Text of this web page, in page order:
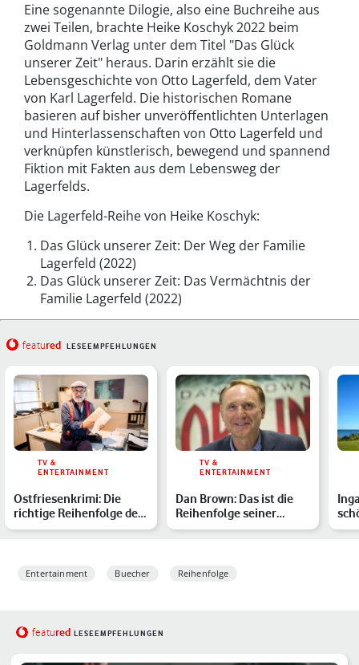
Eine sogenannte Dilogie, also eine Buchreihe aus
zwei Teilen, brachte Heike Koschyk 2022 beim
Goldmann Verlag unter dem Titel "Das Glück
unserer Zeit" heraus. Darin erzählt sie die
Lebensgeschichte von Otto Lagerfeld, dem Vater
von Karl Lagerfeld. Die historischen Romane
basieren auf bisher unveröffentlichten Unterlagen
und Hinterlassenschaften von Otto Lagerfeld und
verknüpfen künstlerisch, bewegend und spannend
Fiktion mit Fakten aus dem Lebensweg der
Lagerfelds.
Die Lagerfeld-Reihe von Heike Koschyk:
Das Glück unserer Zeit: Der Weg der Familie
Lagerfeld (2022)
Das Glück unserer Zeit: Das Vermächtnis der
Familie Lagerfeld (2022)
featured LESEEMPFEHLUNGEN
TV &
ENTERTAINMENT
Ostfriesenkrimi: Die
richtige Reihenfolge der
Bücher und Filme
TV &
ENTERTAINMENT
Dan Brown: Das ist die
Reihenfolge seiner
Bücher
Entertainment Buecher Reihenfolge
featured LESEEMPFEHLUNGEN